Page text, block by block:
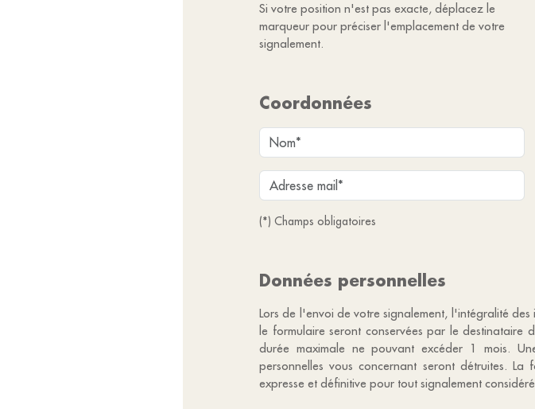
Si votre position n'est pas exacte, déplacez le
marqueur pour préciser l'emplacement de votre
signalement.
Coordonnées
(*) Champs obligatoires
Données personnelles
Lors de l'envoi de votre signalement, l'intégralité
le formulaire seront conservées par le destinataire
durée maximale ne pouvant excéder 1 mois.
personnelles vous concernant seront détruites.
expresse et définitive pour tout signalement